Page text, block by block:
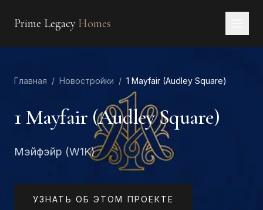
Prime Legacy Homes
Услуги
О нас
КОНТАКТЫ
Главная / Новостройки / 1 Mayfair (Audley Square)
1 Mayfair (Audley Square)
Мэйфэйр (W1K)
УЗНАТЬ ОБ ЭТОМ ПРОЕКТЕ